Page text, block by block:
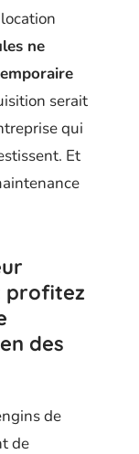
ne
serait
qui
Et
profitez
des
de
de